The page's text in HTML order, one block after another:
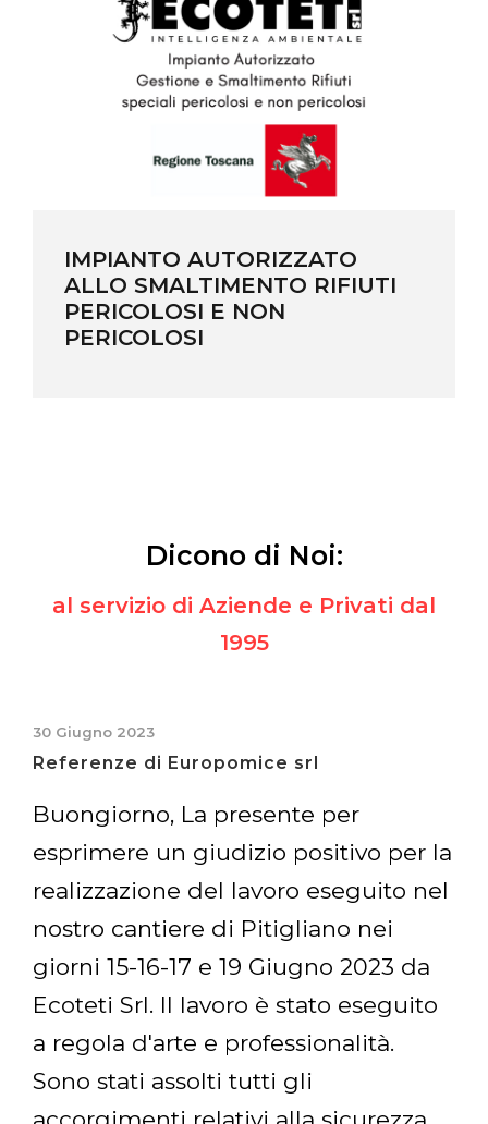
AZIENDA CERTIFICATA RACCOLTA
RIFIUTI URBANI CAT.1F
AZIENDA CERTIFICATA
RACCOLTA RIFIUTI URBANI
CAT.1F
Dicono di Noi:
al servizio di Aziende e Privati dal
1995
3 Aprile 2023
Intervento Bonifica e Smaltimento
Con la presente si dichiara che la
Ditta Ecoteti srl Unipersonale con
sede in località Ingegnere Sticciano
Scalo, Roccastrada (GR) ha fornito
alla nostra Azienda servizi di bonifica
rifacimento coperture di ampia
porzione dei nostri fabbricati